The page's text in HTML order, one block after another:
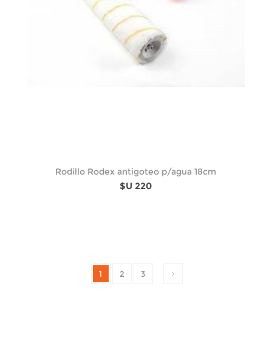
Rodillo Rodex antigoteo p/agua 18cm
$U 220
1 2 3